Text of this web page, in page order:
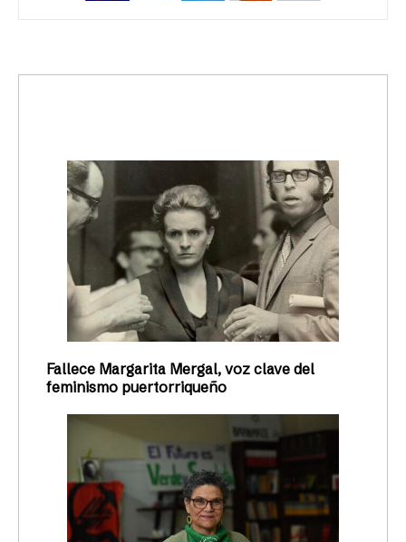
Fallece Margarita Mergal, voz clave del
feminismo puertorriqueño